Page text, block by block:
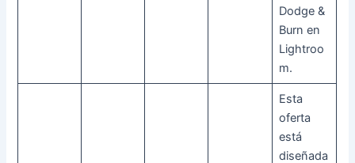
Dodge &
Burn en
Lightroo
m.
Esta
oferta
está
diseñada